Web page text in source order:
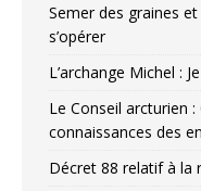
Semer des graines
s’opérer
L’archange Michel :
Le Conseil arcturien
connaissances des
Décret 88 relatif à la